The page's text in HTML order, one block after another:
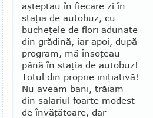
aşteptau în fiecare zi în
staţia de autobuz, cu
bucheţele de flori adunate
din grădină, iar apoi, după
program, mă însoţeau
până în staţia de auto­buz!
Totul din proprie iniţiativă!
Nu aveam bani, trăiam
din sala­riul foarte modest
de învăţă­toare, dar